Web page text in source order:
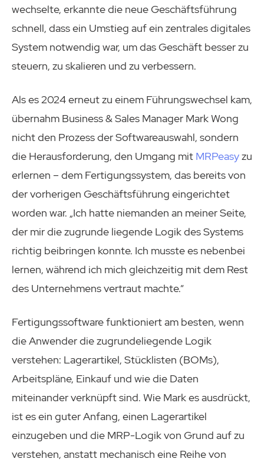
wechselte, erkannte die neue Geschäftsführung
schnell, dass ein Umstieg auf ein zentrales digitales
System notwendig war, um das Geschäft besser zu
steuern, zu skalieren und zu verbessern.
Als es 2024 erneut zu einem Führungswechsel kam,
übernahm Business & Sales Manager Mark Wong
nicht den Prozess der Softwareauswahl, sondern
die Herausforderung, den Umgang mit MRPeasyzu
erlernen – dem Fertigungssystem, das bereits von
der vorherigen Geschäftsführung eingerichtet
worden war. „Ich hatte niemanden an meiner Seite,
der mir die zugrunde liegende Logik des Systems
richtig beibringen konnte. Ich musste es nebenbei
lernen, während ich mich gleichzeitig mit dem Rest
des Unternehmens vertraut machte.“
Fertigungssoftware funktioniert am besten, wenn
die Anwender die zugrundeliegende Logik
verstehen: Lagerartikel, Stücklisten (BOMs),
Arbeitspläne, Einkauf und wie die Daten
miteinander verknüpft sind. Wie Mark es ausdrückt,
ist es ein guter Anfang, einen Lagerartikel
einzugeben und die MRP-Logik von Grund auf zu
verstehen, anstatt mechanisch eine Reihe von